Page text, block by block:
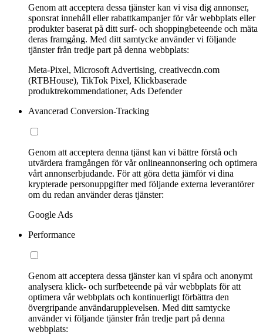
Genom att acceptera dessa tjänster kan vi visa dig annonser,
sponsrat innehåll eller rabattkampanjer för vår webbplats eller
produkter baserat på ditt surf- och shoppingbeteende och mäta
deras framgång. Med ditt samtycke använder vi följande
tjänster från tredje part på denna webbplats:
Meta-Pixel, Microsoft Advertising, creativecdn.com
(RTBHouse), TikTok Pixel, Klickbaserade
produktrekommendationer, Ads Defender
Avancerad Conversion-Tracking
Genom att acceptera denna tjänst kan vi bättre förstå och
utvärdera framgången för vår onlineannonsering och optimera
vårt annonserbjudande. För att göra detta jämför vi dina
krypterade personuppgifter med följande externa leverantörer
om du redan använder deras tjänster:
Google Ads
Performance
Genom att acceptera dessa tjänster kan vi spåra och anonymt
analysera klick- och surfbeteende på vår webbplats för att
optimera vår webbplats och kontinuerligt förbättra den
övergripande användarupplevelsen. Med ditt samtycke
använder vi följande tjänster från tredje part på denna
webbplats: